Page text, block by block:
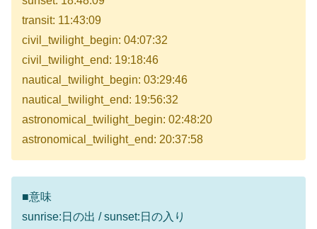
transit: 11:43:09
civil_twilight_begin: 04:07:32
civil_twilight_end: 19:18:46
nautical_twilight_begin: 03:29:46
nautical_twilight_end: 19:56:32
astronomical_twilight_begin: 02:48:20
astronomical_twilight_end: 20:37:58
■意味
sunrise:日の出 / sunset:日の入り